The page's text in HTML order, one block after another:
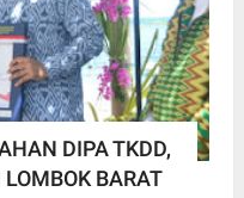
DIPA TKDD,
BARAT